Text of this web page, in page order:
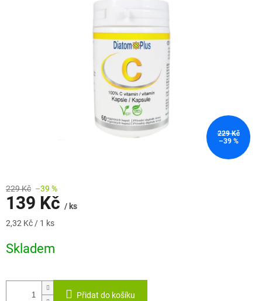
229 Kč
–39 %
229 Kč –39 %
139 Kč / ks
Měrná
2,32 Kč / 1 ks
Skladem
Přidat do košíku